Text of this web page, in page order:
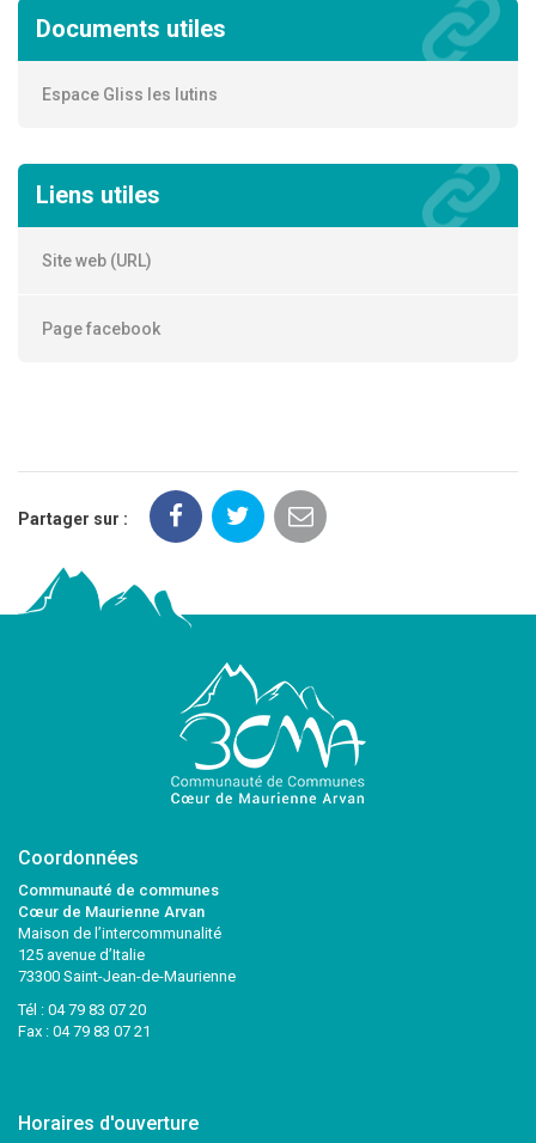
Documents utiles
Espace Gliss les lutins
Liens utiles
Site web (URL)
Page facebook
Partager sur :
Coordonnées
Communauté de communes
Cœur de Maurienne Arvan
Maison de l’intercommunalité
125 avenue d’Italie
73300 Saint-Jean-de-Maurienne
Tél : 04 79 83 07 20
Fax : 04 79 83 07 21
Horaires d'ouverture